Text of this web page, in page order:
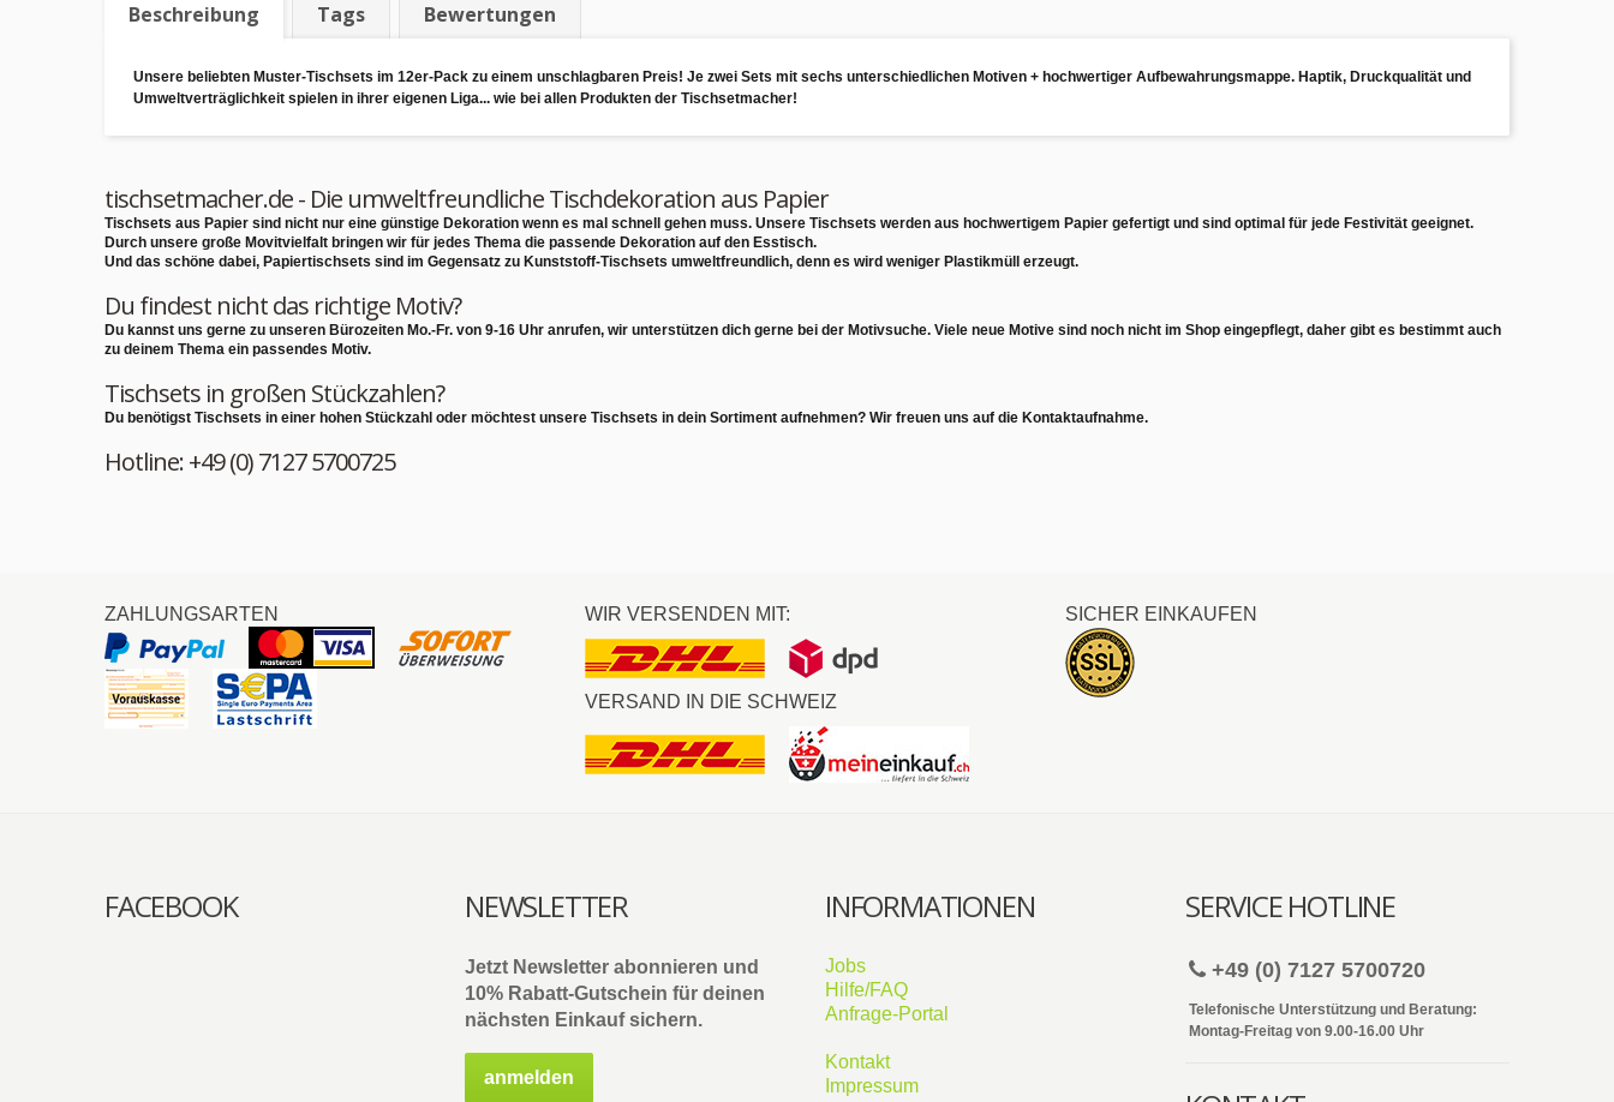
Beschreibung Tags Bewertungen
Unsere beliebten Muster-Tischsets im 12er-Pack zu einem unschlagbaren Preis! Je zwei Sets mit sechs unterschiedlichen Motiven + hochwertiger Aufbewahrungsmappe. Haptik, Druckqualität und
Umweltverträglichkeit spielen in ihrer eigenen Liga... wie bei allen Produkten der Tischsetmacher!
tischsetmacher.de - Die umweltfreundliche Tischdekoration aus Papier
Tischsets aus Papier sind nicht nur eine günstige Dekoration wenn es mal schnell gehen muss. Unsere Tischsets werden aus hochwertigem Papier gefertigt und sind optimal für jede Festivität geeignet.
Durch unsere große Movitvielfalt bringen wir für jedes Thema die passende Dekoration auf den Esstisch.
Und das schöne dabei, Papiertischsets sind im Gegensatz zu Kunststoff-Tischsets umweltfreundlich, denn es wird weniger Plastikmüll erzeugt.
Du findest nicht das richtige Motiv?
Du kannst uns gerne zu unseren Bürozeiten Mo.-Fr. von 9-16 Uhr anrufen, wir unterstützen dich gerne bei der Motivsuche. Viele neue Motive sind noch nicht im Shop eingepflegt, daher gibt es bestimmt auch
zu deinem Thema ein passendes Motiv.
Tischsets in großen Stückzahlen?
Du benötigst Tischsets in einer hohen Stückzahl oder möchtest unsere Tischsets in dein Sortiment aufnehmen? Wir freuen uns auf die Kontaktaufnahme.
Hotline: +49 (0) 7127 5700725
ZAHLUNGSARTEN WIR VERSENDEN MIT:
VERSAND IN DIE SCHWEIZ
SICHER EINKAUFEN
FACEBOOK NEWSLETTER
Jetzt Newsletter abonnieren und
10% Rabatt-Gutschein für deinen
nächsten Einkauf sichern.
anmelden
INFORMATIONEN
Jobs
Hilfe/FAQ
Anfrage-Portal
Kontakt
Impressum
SERVICE HOTLINE
+49 (0) 7127 5700720
Telefonische Unterstützung und Beratung:
Montag-Freitag von 9.00-16.00 Uhr